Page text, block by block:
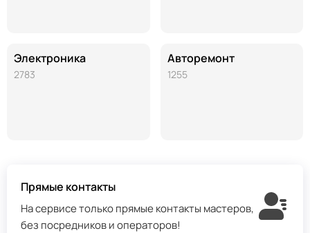
Электроника
2783
Авторемонт
1255
Прямые контакты
На сервисе только прямые контакты мастеров,
без посредников и операторов!